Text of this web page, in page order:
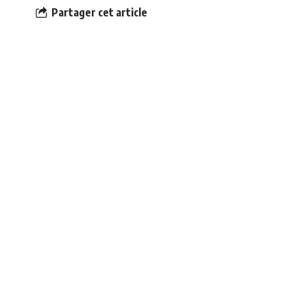
Partager cet article